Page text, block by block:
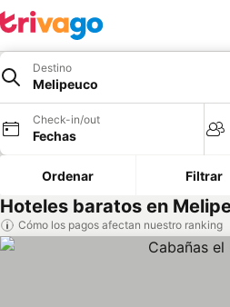
Destino
Melipeuco
Check-in/out
Fechas
Ordenar Filtrar
Hoteles baratos en
Cómo los pagos afectan nuestro ranking